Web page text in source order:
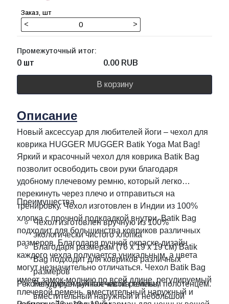
< >
Промежуточный итог:
0 шт 0.00 RUB
В корзину
Описание
Новый аксессуар для любителей йоги – чехол для
коврика HUGGER MUGGER Batik Yoga Mat Bag!
Яркий и красочный чехол для коврика Batik Bag
позволит освободить свои руки благодаря
удобному плечевому ремню, который легко
перекинуть через плечо и отправиться на
тренировку. Чехол изготовлен в Индии из 100%
хлопка с прочной подкладкой внутри. Batik Bag
подходит для большинства ковриков различных
размеров. Благодаря ручной окраске дизайн
каждого чехла получается уникальным, а цвета
могут незначительно отличаться. Чехол Batik Bag
имеет замок-молнию по всей длине, регулируемый
плечевой ремень, вместительный наружный и
Преимущества
Чехол изготовлен вручную из 100%
экологически чистого хлопка
Благодаря размерам (76 x 19 x 19 см) Batik
Bag подходит для ковриков различных
размеров
Регулируемый плечевой ремень,
вместительный наружный и небольшой
Рекомендуется ручная чистка теплым полотенцем.